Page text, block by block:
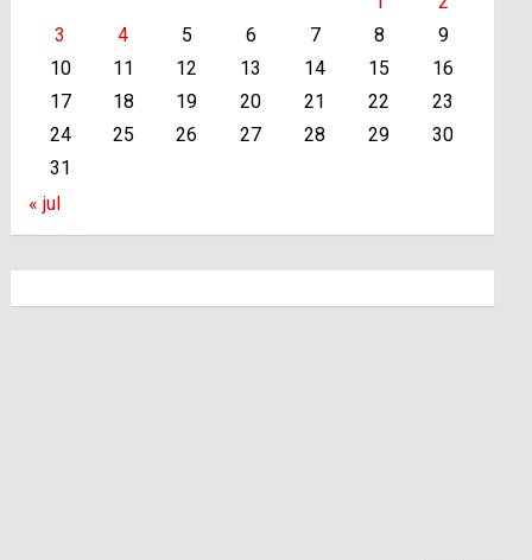
3
4 5 6 7 8
9
10
11 12 13 14 15
16
17
18 19 20 21 22
23
24
25 26 27 28 29
30
31
« jul